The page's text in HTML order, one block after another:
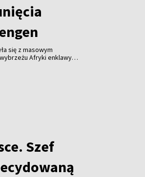
się z masowym
Afryki enklawy
Szef